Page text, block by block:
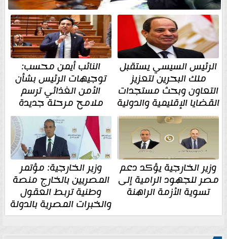
الرئيس السيسي يستقبل
ملك البحرين لتعزيز
التعاون وبحث مستجدات
القضايا الإقليمية والدولية
النائب أيمن محسب:
توجيهات الرئيس بشأن
الأمن الغذائي ترسم
ملامح مرحلة جديدة
وزير الخارجية يؤكد دعم
مصر للجهود الرامية إلى
تسوية الأزمة الراهنة
وزير الخارجية: مؤتمر
المصريين بالخارج منصة
وطنية تربط العقول
والخبرات المصرية بالدولة